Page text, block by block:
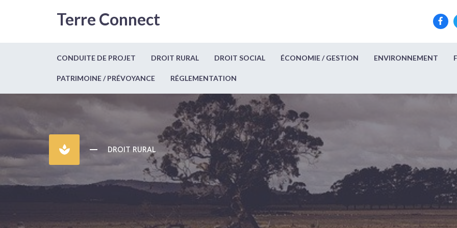
Terre Connect
CONDUITE DE PROJET DROIT RURAL DROIT SOCIAL ÉCONOMIE / GESTION ENVIRONNEMENT
PATRIMOINE / PRÉVOYANCE RÉGLEMENTATION
spa DROIT RURAL